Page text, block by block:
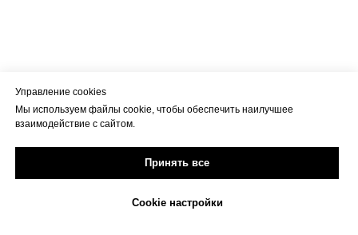
выгоднее и
надёжнее
Зачастую на маркетплейсах цена
Управление cookies
Мы используем файлы cookie, чтобы обеспечить наилучшее
взаимодействие с сайтом.
Принять все
Cookie настройки